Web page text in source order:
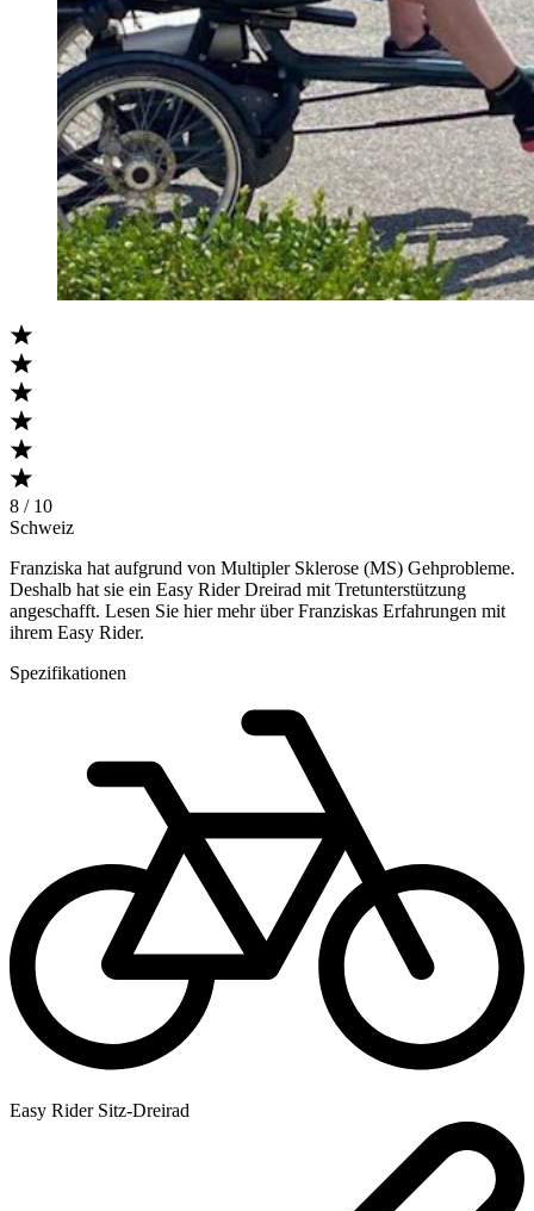
8 / 10
Schweiz
Franziska hat aufgrund von Multipler Sklerose (MS) Gehprobleme.
Deshalb hat sie ein Easy Rider Dreirad mit Tretunterstützung
angeschafft. Lesen Sie hier mehr über Franziskas Erfahrungen mit
ihrem Easy Rider.
Spezifikationen
Easy Rider Sitz-Dreirad